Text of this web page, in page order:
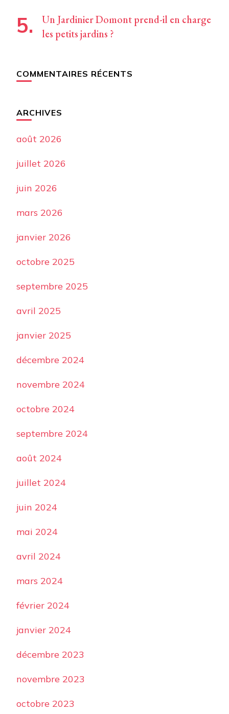
Un Jardinier Domont prend-il en charge
les petits jardins ?
COMMENTAIRES RÉCENTS
ARCHIVES
août 2026
juillet 2026
juin 2026
mars 2026
janvier 2026
octobre 2025
septembre 2025
avril 2025
janvier 2025
décembre 2024
novembre 2024
octobre 2024
septembre 2024
août 2024
juillet 2024
juin 2024
mai 2024
avril 2024
mars 2024
février 2024
janvier 2024
décembre 2023
novembre 2023
octobre 2023